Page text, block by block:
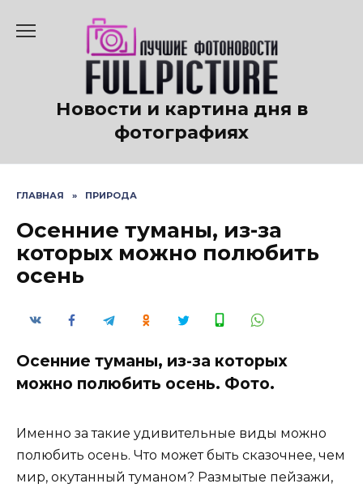
содержанию
Новости и картина дня в
фотографиях
ГЛАВНАЯ » ПРИРОДА
Осенние туманы, из-за
которых можно полюбить
осень
Осенние туманы, из-за которых
можно полюбить осень. Фото.
Именно за такие удивительные виды можно
полюбить осень. Что может быть сказочнее, чем
мир, окутанный туманом? Размытые пейзажи,